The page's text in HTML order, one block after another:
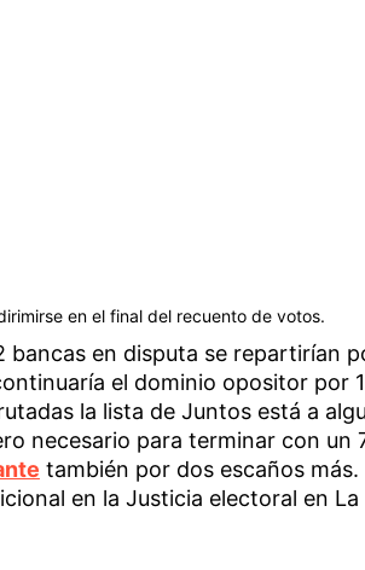
en el final del recuento de votos.
bancas en disputa se repartirían
el dominio opositor por
la lista de Juntos está a
necesario para terminar con un
también por dos escaños más.
en la Justicia electoral en La